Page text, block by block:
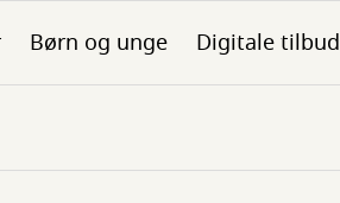
Børn og unge Digitale tilbud